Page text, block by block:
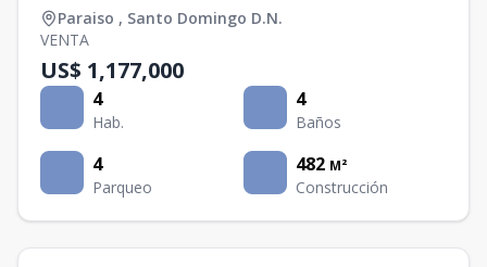
Paraiso , Santo Domingo D.N.
VENTA
US$ 1,177,000
4
Hab.
4
Baños
4
Parqueo
482 M²
Construcción